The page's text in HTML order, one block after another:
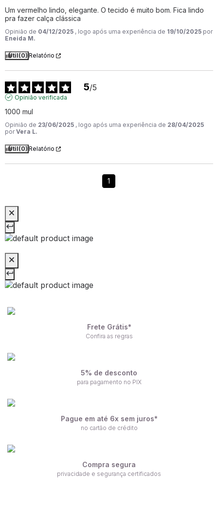
Um vermelho lindo, elegante. O tecido é muito bom. Fica lindo
pra fazer calça clássica
Opinião de 04/12/2025 , logo após uma experiência de 19/10/2025 por
Eneida M.
Útil(0) Relatório
5/5
Opinião verificada
1000 mul
Opinião de 23/06/2025 , logo após uma experiência de 28/04/2025
porVera L.
Útil(0) Relatório
1
Frete Grátis*
Confira as regras
5% de desconto
para pagamento no PIX
Pague em até 6x sem juros*
no cartão de crédito
Compra segura
privacidade e segurança certificados